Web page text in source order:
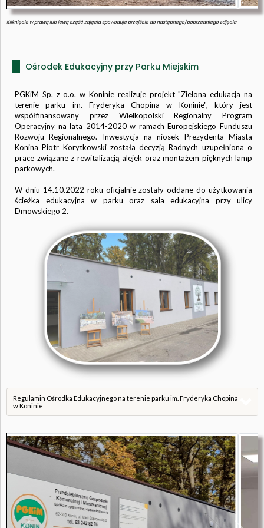
Kliknięcie w prawą lub lewą część zdjęcia spowoduje przejście do następnego/poprzedniego zdjęcia
Ośrodek Edukacyjny przy Parku Miejskim
PGKiM Sp. z o.o. w Koninie realizuje projekt "Zielona edukacja na
terenie parku im. Fryderyka Chopina w Koninie", który jest
współfinansowany przez Wielkopolski Regionalny Program
Operacyjny na lata 2014-2020 w ramach Europejskiego Funduszu
Rozwoju Regionalnego. Inwestycja na niosek Prezydenta Miasta
Konina Piotr Korytkowski została decyzją Radnych uzupełniona o
prace związane z rewitalizacją alejek oraz montażem pięknych lamp
parkowych.
W dniu 14.10.2022 roku oficjalnie zostały oddane do użytkowania
ścieżka edukacyjna w parku oraz sala edukacyjna przy ulicy
Dmowskiego 2.
Regulamin Ośrodka Edukacyjnego na terenie parku im. Fryderyka Chopina
w Koninie